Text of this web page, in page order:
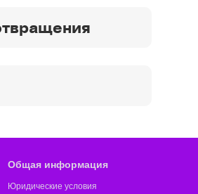
Общая информация
Юридические условия